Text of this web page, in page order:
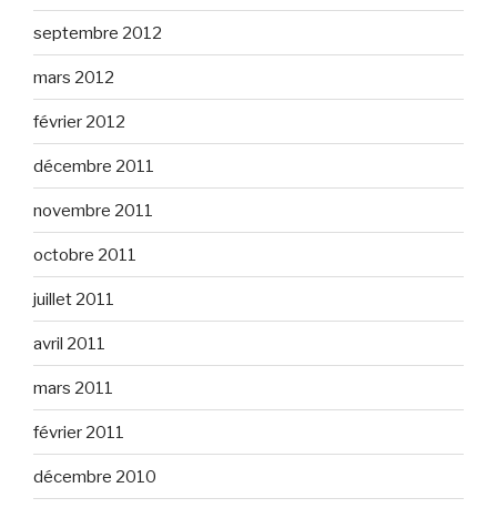
septembre 2012
mars 2012
février 2012
décembre 2011
novembre 2011
octobre 2011
juillet 2011
avril 2011
mars 2011
février 2011
décembre 2010